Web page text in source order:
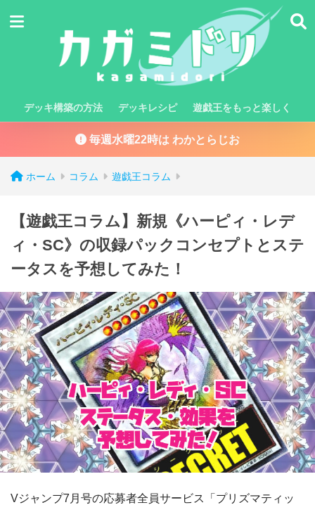
デッキ構築の方法 デッキレシピ 遊戯王をもっと楽しく
毎週水曜22時は わかとらじお
ホーム コラム 遊戯王コラム
【遊戯王コラム】新規《ハーピィ・レデ
ィ・SC》の収録パックコンセプトとステ
ータスを予想してみた！
Vジャンプ7月号の応募者全員サービス「プリズマティッ